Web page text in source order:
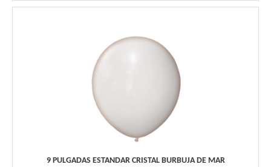
9 PULGADAS ESTANDAR CRISTAL BURBUJA DE MAR